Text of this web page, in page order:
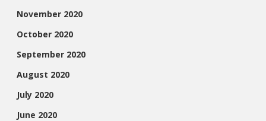
November 2020
October 2020
September 2020
August 2020
July 2020
June 2020